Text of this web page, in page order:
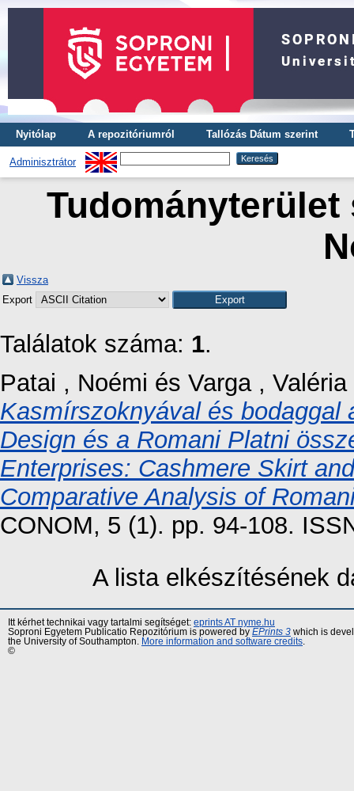
Nyitólap A repozitóriumról Tallózás Dátum szerint
Adminisztrátor
Vissza
Export
Találatok száma: 1.
Patai , Noémi és Varga , Valéria
Kasmírszoknyával és bodaggal
Design és a Romani Platni
Enterprises: Cashmere Skirt
Comparative Analysis of
CONOM, 5 (1). pp. 94-108.
A lista elkészítésének
Itt kérhet technikai vagy tartalmi segítséget: eprints AT nyme.hu
Soproni Egyetem Publicatio Repozitórium is powered by EPrints 3 which is
the University of Southampton.
More information and software credits
©